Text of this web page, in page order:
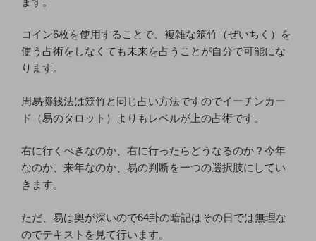
コイン6枚を使用することで、複雑な筮竹（ぜいちく）を
使う占術をしなくても未来を占うことが自分で可能にな
ります。
周易擲銭法は筮竹と同じ占い方法ですのでイーチンカー
ド（易のタロット）よりもレベルが上の占術です。
右に行くべきなのか、右に行ったらどうなるのか？今年
なのか、来年なのか、易の判断を一つの選択肢にしてい
きます。
ただ、易は奥が深いので64卦の暗記はその日では無理な
のでテキストを見て行います。